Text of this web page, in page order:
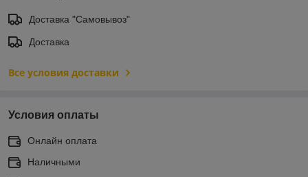
Доставка "Самовывоз"
Доставка
Все условия доставки
Условия оплаты
Онлайн оплата
Наличными